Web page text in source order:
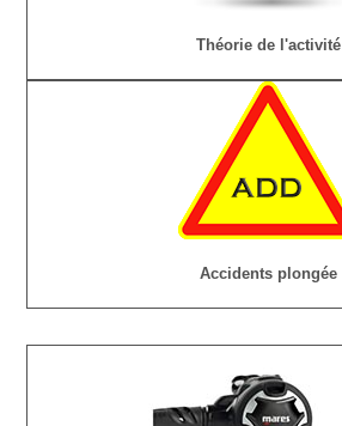
Théorie de l'activité
Accidents plongée